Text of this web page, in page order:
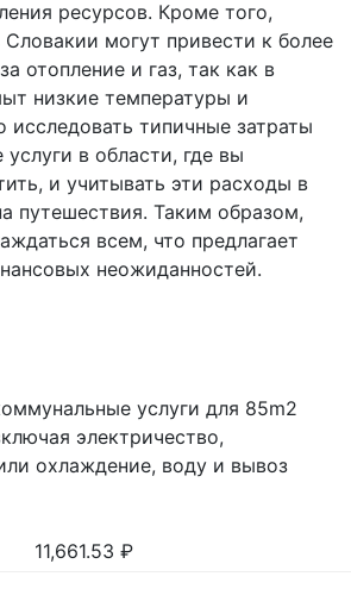
ресурсов. Кроме того,
могут привести к более
отопление и газ, так как в
низкие температуры и
исследовать типичные затраты
в области, где вы
и учитывать эти расходы в
путешествия. Таким образом,
всем, что предлагает
неожиданностей.
услуги для 85m2
электричество,
охлаждение, воду и вывоз
11,661.53 ₽